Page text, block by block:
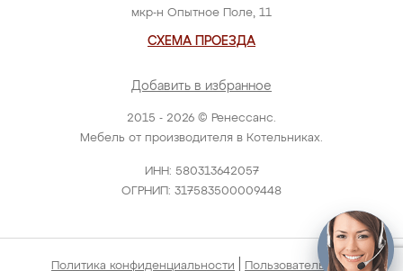
2015 - 2026 © Ренессанс.
Мебель от производителя в Котельниках.
ИНН: 580313642057
ОГРНИП: 317583500009448
мкр-н Опытное Поле, 11
СХЕМА ПРОЕЗДА
Добавить в избранное
Политика конфиденциальности Пользовательское